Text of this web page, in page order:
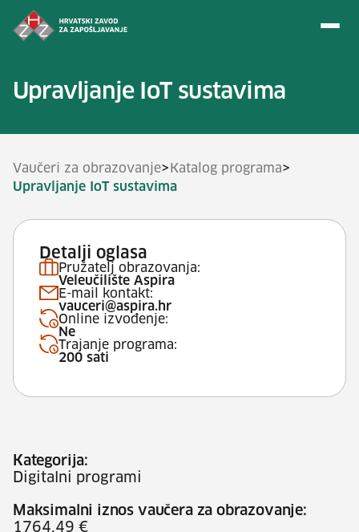
Upravljanje IoT sustavima
Vaučeri za obrazovanje> Katalog programa>
Upravljanje IoT sustavima
Detalji oglasa
Pružatelj obrazovanja:
Veleučilište Aspira
E-mail kontakt:
vauceri@aspira.hr
Online izvođenje:
Ne
Trajanje programa:
200 sati
Kategorija:
Digitalni programi
Maksimalni iznos vaučera za obrazovanje:
1764.49 €